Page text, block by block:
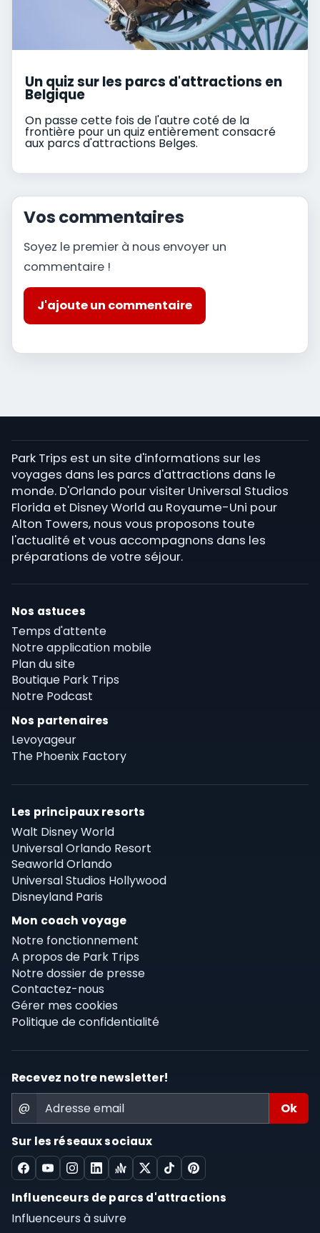
Un quiz sur les parcs d'attractions en
Belgique
On passe cette fois de l'autre coté de la
frontière pour un quiz entièrement consacré
aux parcs d'attractions Belges.
Vos commentaires
Soyez le premier à nous envoyer un
commentaire !
J'ajoute un commentaire
Park Trips est un site d'informations sur les
voyages dans les parcs d'attractions dans le
monde. D'Orlando pour visiter Universal Studios
Florida et Disney World au Royaume-Uni pour
Alton Towers, nous vous proposons toute
l'actualité et vous accompagnons dans les
préparations de votre séjour.
Nos astuces
Temps d'attente
Notre application mobile
Plan du site
Boutique Park Trips
Notre Podcast
Nos partenaires
Levoyageur
The Phoenix Factory
Les principaux resorts
Walt Disney World
Universal Orlando Resort
Seaworld Orlando
Universal Studios Hollywood
Disneyland Paris
Mon coach voyage
Notre fonctionnement
A propos de Park Trips
Notre dossier de presse
Contactez-nous
Gérer mes cookies
Politique de confidentialité
Recevez notre newsletter!
@
Sur les réseaux sociaux
Influenceurs de parcs d'attractions
Influenceurs à suivre